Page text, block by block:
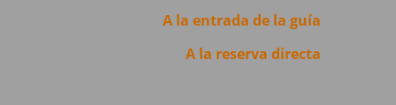
A la entrada de la guía
A la reserva directa